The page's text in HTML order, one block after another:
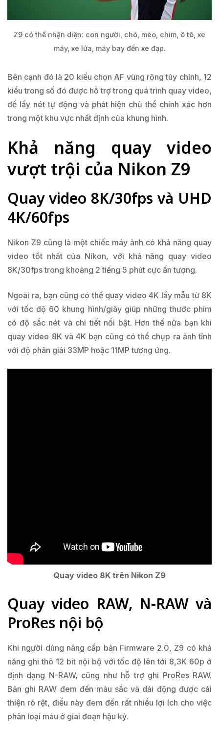
Z9 có thể nhận diện: con người, chó, mèo, chim, ô tô, xe
máy, xe lửa, máy bay đến xe đạp.
Bên cạnh đó là 20 kiểu chọn AF vùng rộng tùy chỉnh, 12
kiểu trong số đó được hỗ trợ trong quá trình quay video,
để lấy nét tự động và phát hiện chủ thể chính xác hơn
trong một khu vực nhất định của khung hình.
Khả năng quay video
vượt trội của Nikon Z9
Quay video 8K/30fps và UHD
4K/60fps
Nikon Z9 cũng là một chiếc máy ảnh có khả năng quay
video tốt nhất của Nikon, với khả năng quay video
8K/30fps trong khoảng 2 tiếng 5 phút cực ấn tượng.
Ngoài ra, bạn cũng có thể quay video 4K lấy mẫu từ 8K
với tốc độ 60 khung hình/giây giúp những thước phim
có độ sắc nét và chi tiết nổi bật. Hơn thế nữa bạn khi
quay video 8K và 4K bạn cũng có thể chụp ra ảnh tĩnh
với độ phân giải 33MP hoặc 11MP tương ứng.
Quay video 8K trên Nikon Z9
Quay video RAW, N-RAW và
ProRes nội bộ
Khi người dùng nâng cấp bản Firmware 2.0, Z9 có khả
năng ghi thô 12 bit nội bộ với tốc độ lên tới 8,3K 60p ở
định dạng N-RAW, cũng như hỗ trợ ghi ProRes RAW.
Bản ghi RAW đem đến màu sắc và dải động được cải
thiện rõ rệt, điều này đem đến rất nhiều lợi ích cho việc
phân loại màu ở giai đoạn hậu kỳ.